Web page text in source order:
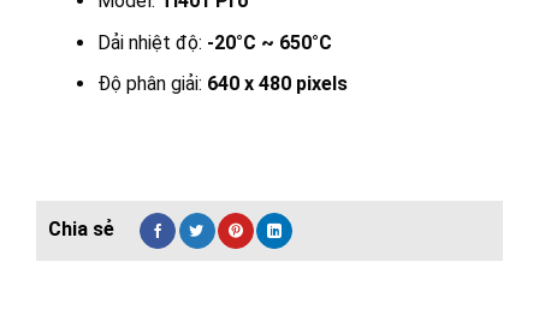
Dải nhiệt độ: -20°C ~ 650°C
Độ phân giải: 640 x 480 pixels